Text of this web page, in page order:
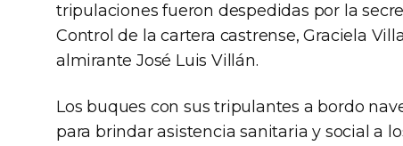
tripulaciones fueron despedidas por la
Control de la cartera castrense, Graciela
almirante José Luis Villán.
Los buques con sus tripulantes a bordo
para brindar asistencia sanitaria y social a